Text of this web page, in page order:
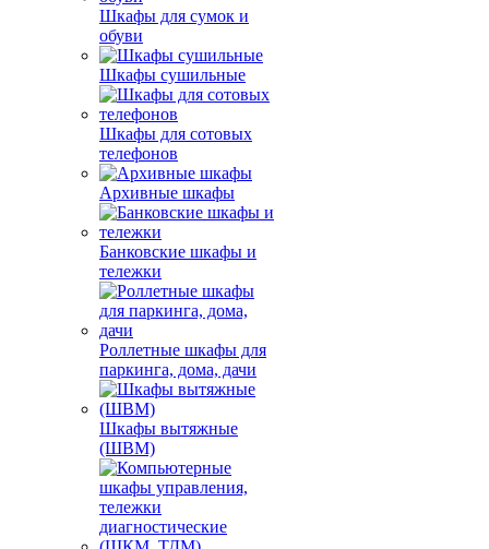
Шкафы для сумок и
обуви
Шкафы сушильные
Шкафы для сотовых
телефонов
Архивные шкафы
Банковские шкафы и
тележки
Роллетные шкафы для
паркинга, дома, дачи
Шкафы вытяжные
(ШВМ)